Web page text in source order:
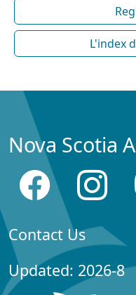
L'index
Nova Scotia
Contact Us
Updated: 2026-8